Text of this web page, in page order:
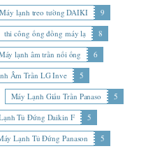
Máy lạnh treo tường DAIKI
9
thi công ống đồng máy lạ
8
lạnh âm trần nối ống
6
Âm Trần LG Inve
5
Máy Lạnh Giấu Trần Panaso
5
Tủ Đứng Daikin F
5
Lạnh Tủ Đứng Panason 5